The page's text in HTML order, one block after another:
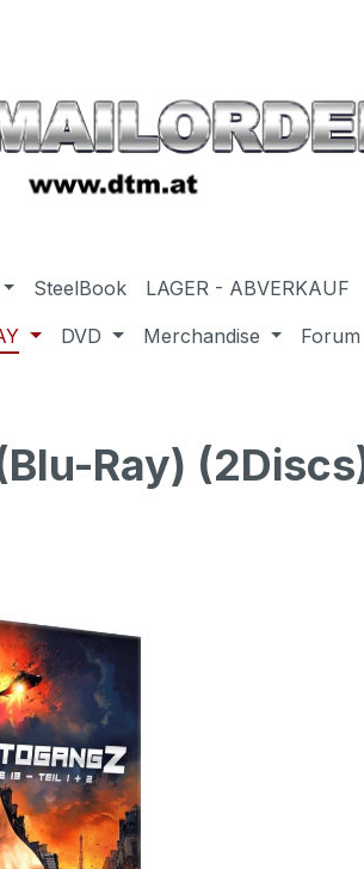
SteelBook LAGER - ABVERKAUF
DVD Merchandise Forum
Ray)